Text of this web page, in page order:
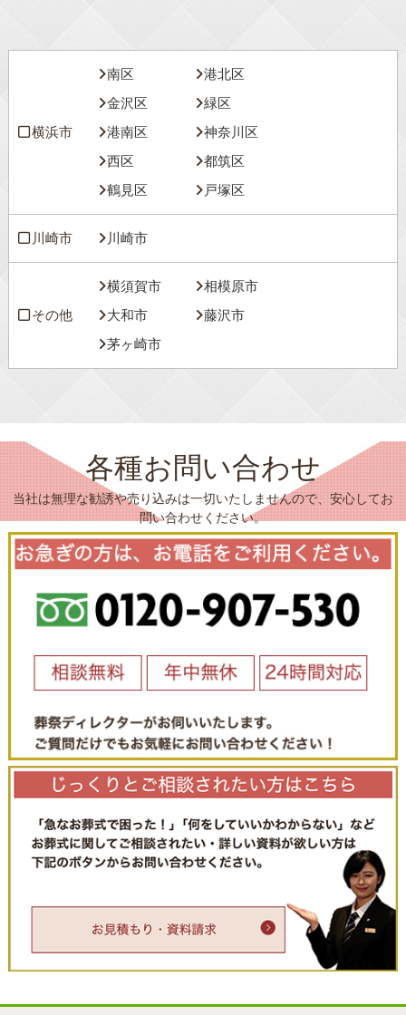
横浜市
南区
港北区
金沢区
緑区
港南区
神奈川区
西区
都筑区
鶴見区
戸塚区
川崎市 川崎市
その他
横須賀市
相模原市
大和市
藤沢市
茅ヶ崎市
各種お問い合わせ
当社は無理な勧誘や売り込みは一切いたしませんので、安心してお
問い合わせください。